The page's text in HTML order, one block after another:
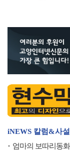
iNEWS 칼럼&사
엄마의 보따리동